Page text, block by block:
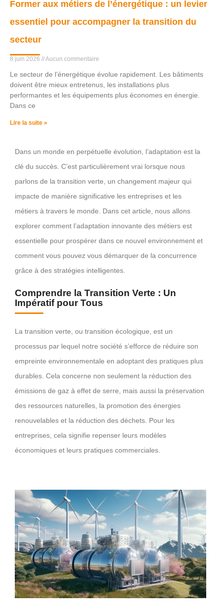
Former aux métiers de l’énergétique : un levier
essentiel pour accompagner la transition du
secteur
8 juin 2026 Aucun commentaire
Le secteur de l’énergétique évolue rapidement. Les bâtiments
doivent être mieux entretenus, les installations plus
performantes et les équipements plus économes en énergie.
Dans ce
Lire la suite »
Dans un monde en perpétuelle évolution, l’adaptation est la
clé du succès. C’est particulièrement vrai lorsque nous
parlons de la transition verte, un changement majeur qui
impacte de manière significative les entreprises et les
métiers à travers le monde. Dans cet article, nous allons
explorer comment l’adaptation innovante des métiers est
essentielle pour prospérer dans ce nouvel environnement et
comment vous pouvez vous démarquer de la concurrence
grâce à des stratégies intelligentes.
Comprendre la Transition Verte : Un
Impératif pour Tous
La transition verte, ou transition écologique, est un
processus par lequel notre société s’efforce de réduire son
empreinte environnementale en adoptant des pratiques plus
durables. Cela concerne non seulement la réduction des
émissions de gaz à effet de serre, mais aussi la préservation
des ressources naturelles, la promotion des énergies
renouvelables et la réduction des déchets. Pour les
entreprises, cela signifie repenser leurs modèles
économiques et leurs pratiques commerciales.